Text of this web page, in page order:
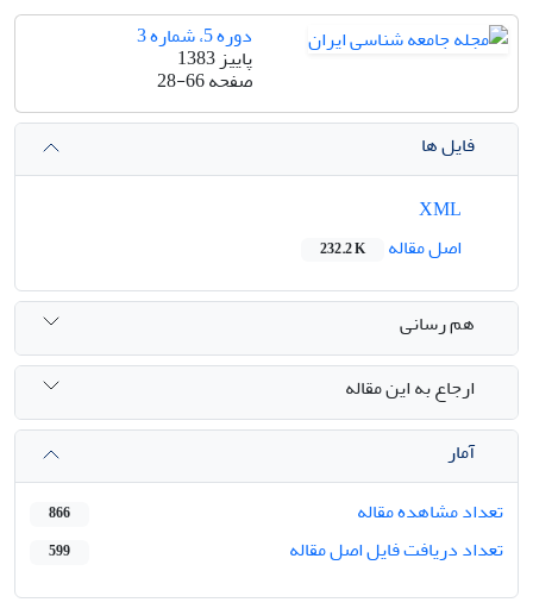
دوره 5، شماره 3
پاییز 1383
صفحه28-66
فایل ها
اصل مقاله
232.2 K
هم رسانی
ارجاع به این مقاله
آمار
تعداد مشاهده مقاله
866
تعداد دریافت فایل اصل مقاله 599